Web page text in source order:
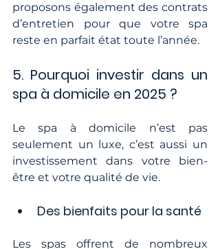
proposons également des contrats
d’entretien pour que votre spa
reste en parfait état toute l’année.
5. Pourquoi investir dans un
spa à domicile en 2025 ?
Le spa à domicile n’est pas
seulement un luxe, c’est aussi un
investissement dans votre bien-
être et votre qualité de vie.
Des bienfaits pour la santé
Les spas offrent de nombreux